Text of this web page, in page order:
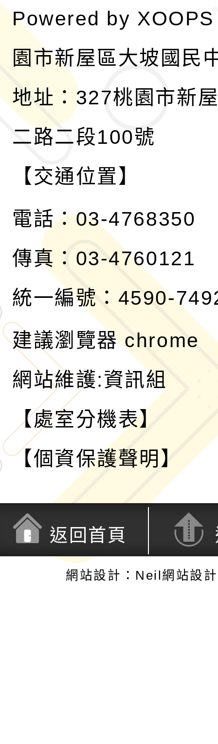
Powered by XOOPS
園市新屋區大坡國民
地址：327桃園市新
二路二段100號
【交通位置】
電話：03-4768350
傳真：03-4760121
統一編號：4590-
建議瀏覽器 chrome
網站維護:資訊組
【處室分機表】
【個資保護聲明】
返回首頁
網站設計：Neil網站設